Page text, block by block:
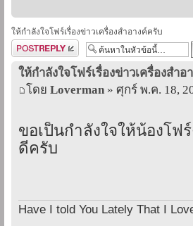
ให้กำลังใจโฟร์เรื่องข่าวเครื่องสำอางค์ครับ
ตอบกระทู้
ให้กำลังใจโฟร์เรื่องข่าวเครื่องสำอ
โดย Loverman » ศุกร์ พ.ค. 18,
ขอเป็นกำลังใจให้น้องโฟ
ดีครับ
Have I told You Lately That I